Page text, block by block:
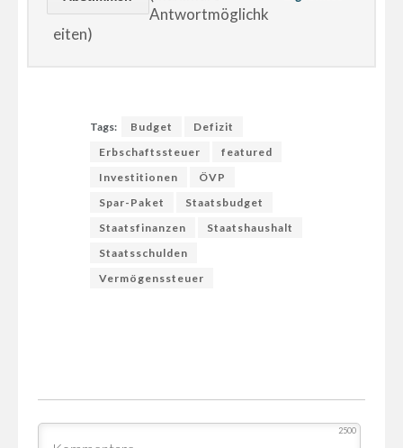
Antwortmöglichk
eiten)
Tags: Budget
Defizit
Erbschaftssteuer
featured
Investitionen
ÖVP
Spar-Paket
Staatsbudget
Staatsfinanzen
Staatshaushalt
Staatsschulden
Vermögenssteuer
2500